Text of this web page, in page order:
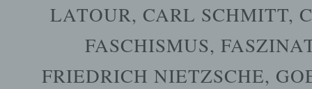
LATOUR, CARL SCHMITT,
FASCHISMUS,
FRIEDRICH NIETZSCHE,